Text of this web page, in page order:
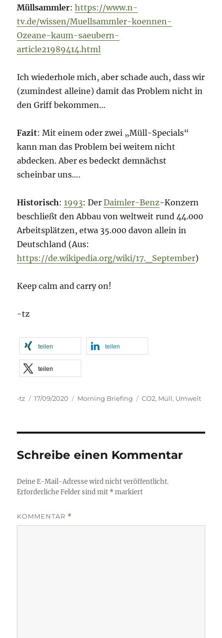
Müllsammler:https://www.n-
tv.de/wissen/Muellsammler-koennen-
Ozeane-kaum-saeubern-
article21989414.html
Ich wiederhole mich, aber schade auch, dass wir
(zumindest alleine) damit das Problem nicht in
den Griff bekommen…
Fazit: Mit einem oder zwei „Müll-Specials“
kann man das Problem bei weitem nicht
abdecken. Aber es bedeckt demnächst
scheinbar uns….
Historisch:1993: DerDaimler-Benz-Konzern
beschließt den Abbau von weltweit rund 44.000
Arbeitsplätzen, etwa 35.000 davon allein in
Deutschland (Aus:
https://de.wikipedia.org/wiki/17._September)
Keep calm and carry on!
-tz
teilen teilen
teilen
Autor
-tz
Veröffentlicht
17/09/2020 Kategorien
Morning Briefing Schlagwörter
CO2, Müll, Umwelt
Schreibe einen Kommentar
Deine E-Mail-Adresse wird nicht veröffentlicht.
Erforderliche Felder sind mit *markiert
KOMMENTAR *